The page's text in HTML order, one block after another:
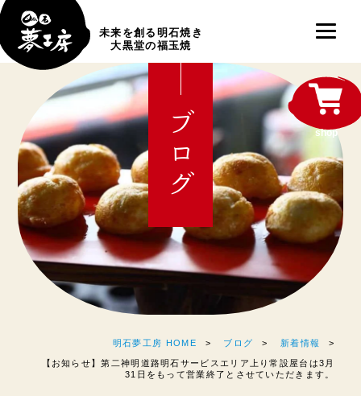
未来を創る明石焼き
大黒堂の福玉焼
ブログ
明石夢工房 HOME ブログ 新着情報
【お知らせ】第二神明道路明石サービスエリア上り常設屋台は3月
31日をもって営業終了とさせていただきます。
shop